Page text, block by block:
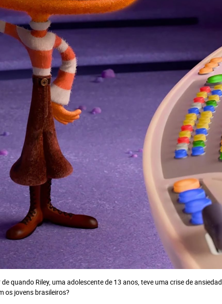
de quando Riley, uma adolescente de 13 anos, teve uma crise de
os jovens brasileiros?